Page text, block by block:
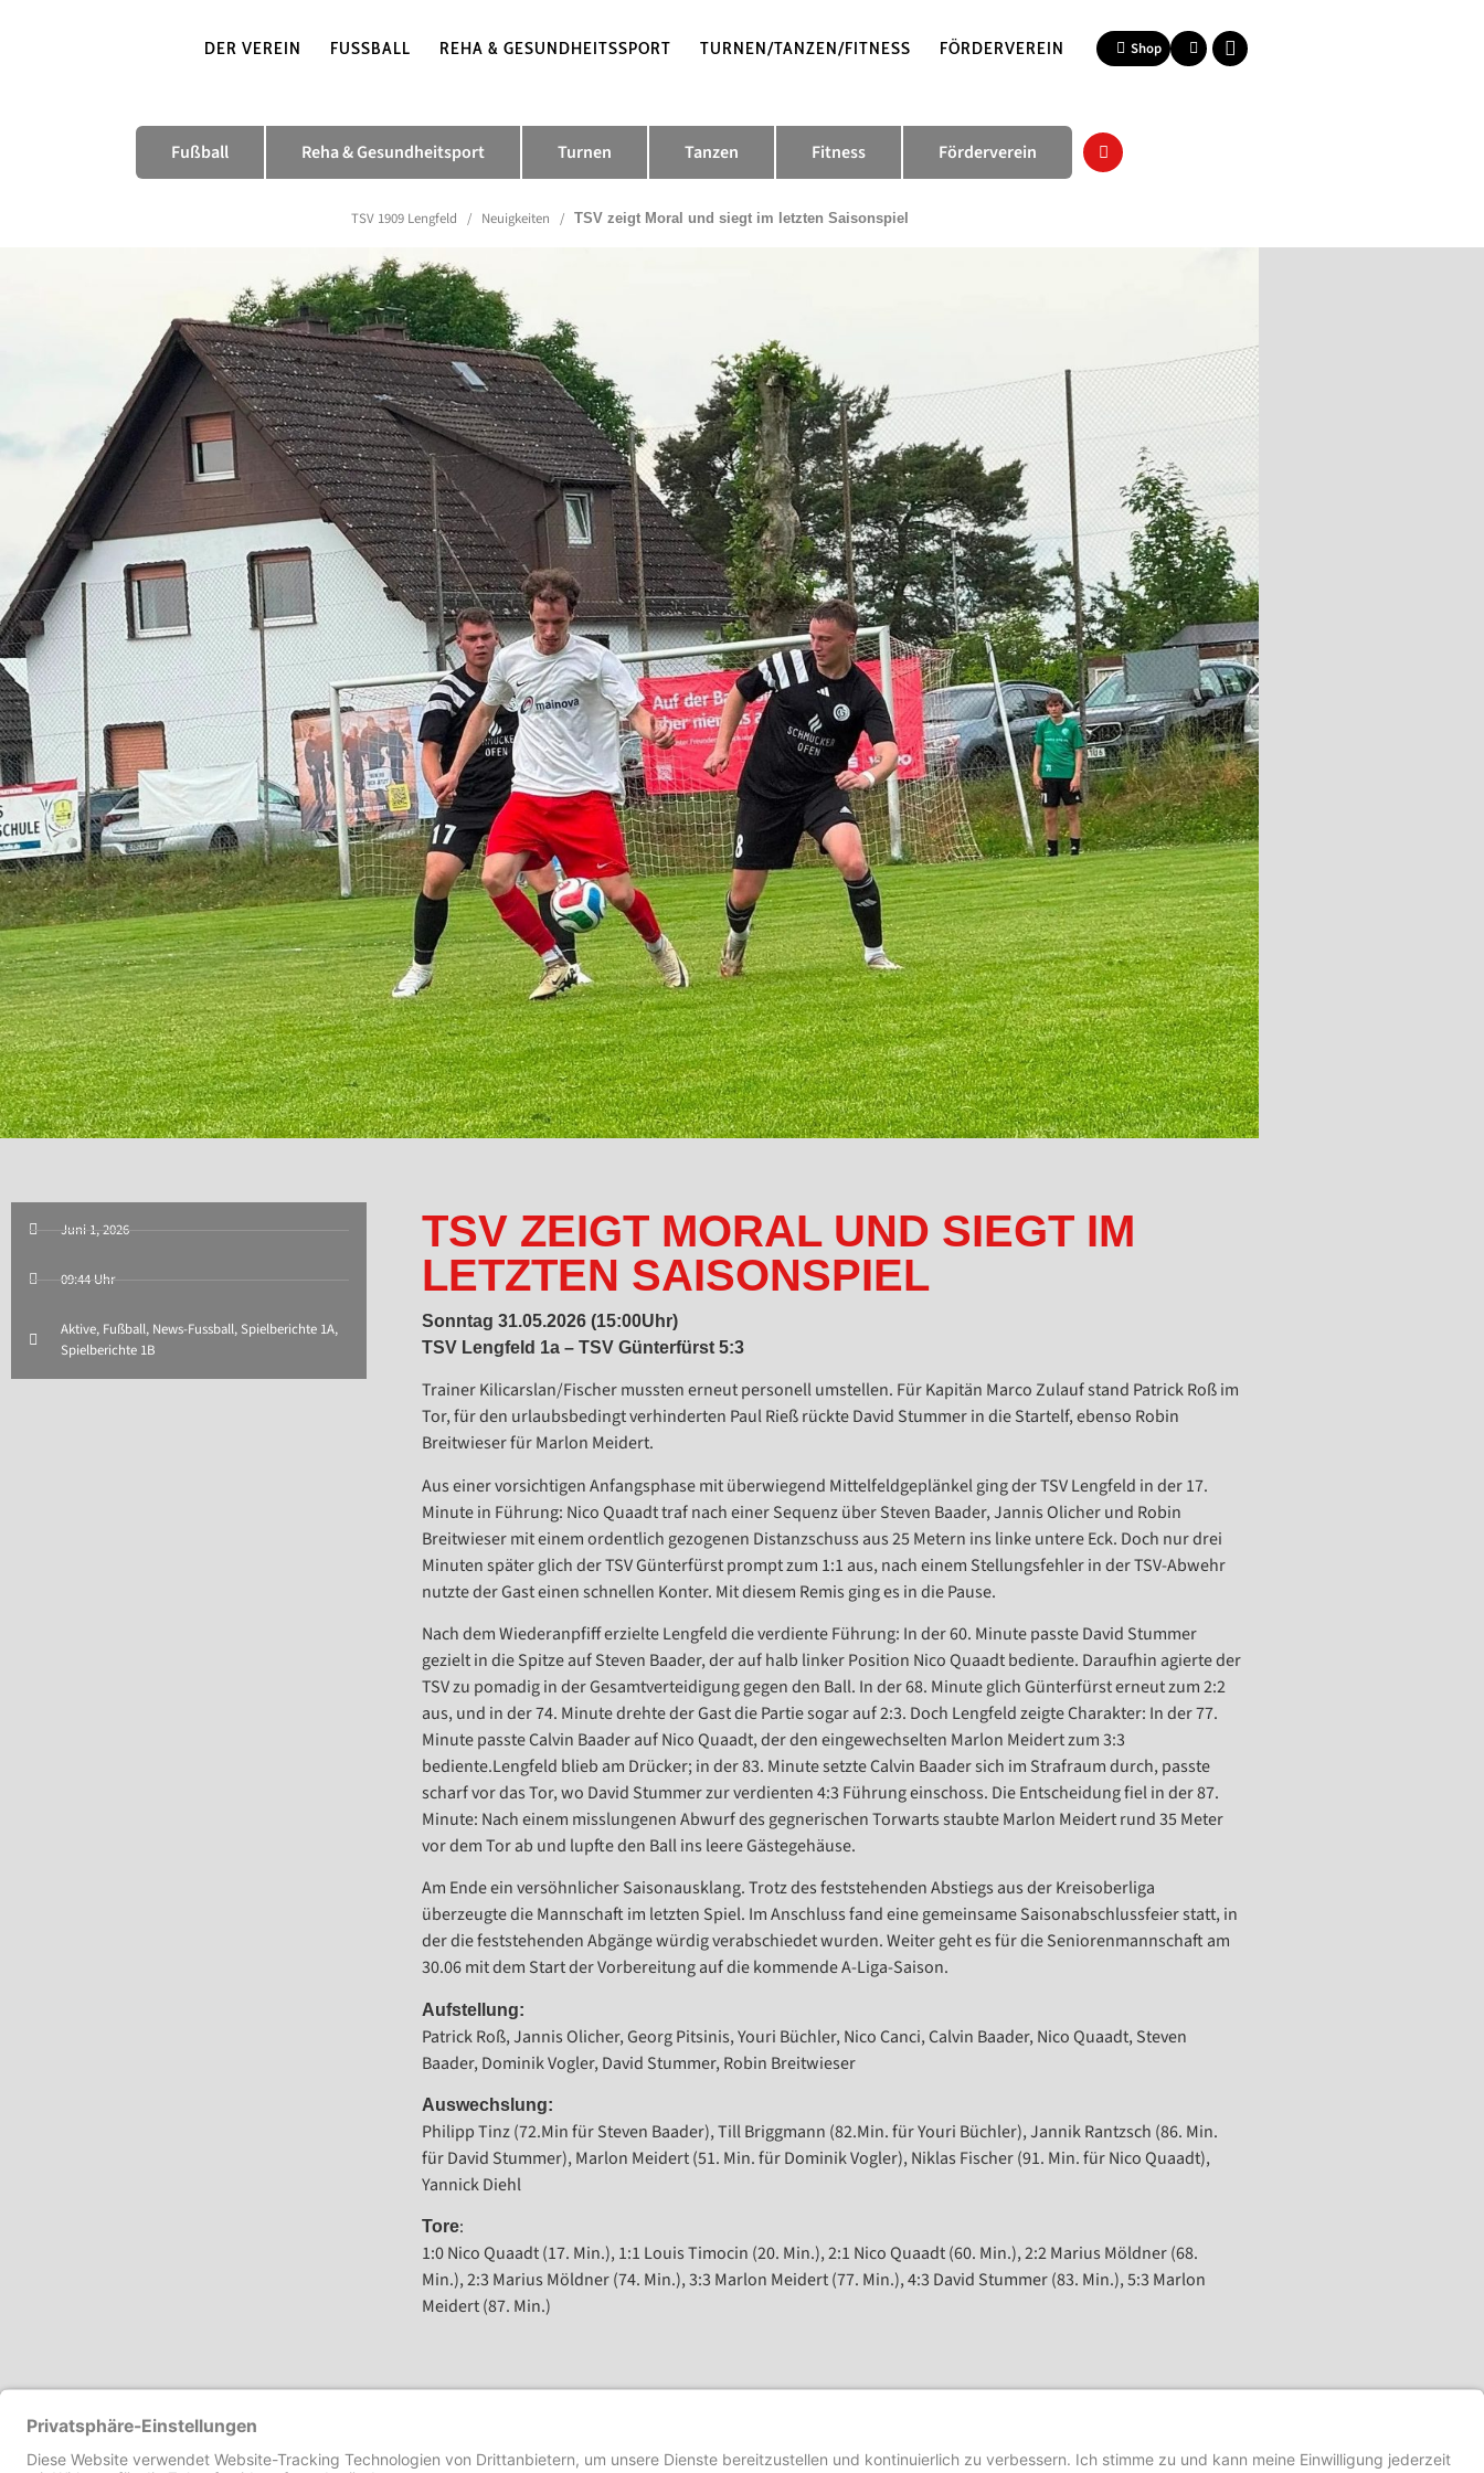
DER VEREIN FUSSBALL REHA & GESUNDHEITSSPORT TURNEN/TANZEN/FITNESS FÖRDERVEREIN Shop
Fußball Reha & Gesundheitsport Turnen Tanzen Fitness Förderverein
TSV 1909 Lengfeld / Neuigkeiten / TSV zeigt Moral und siegt im letzten Saisonspiel
Juni 1, 2026
09:44 Uhr
Aktive, Fußball, News-Fussball, Spielberichte 1A,
Spielberichte 1B
TSV ZEIGT MORAL UND SIEGT IM
LETZTEN SAISONSPIEL
Sonntag 31.05.2026 (15:00Uhr)
TSV Lengfeld 1a – TSV Günterfürst 5:3
Trainer Kilicarslan/Fischer mussten erneut personell umstellen. Für Kapitän Marco Zulauf stand Patrick Roß im
Tor, für den urlaubsbedingt verhinderten Paul Rieß rückte David Stummer in die Startelf, ebenso Robin
Breitwieser für Marlon Meidert.
Aus einer vorsichtigen Anfangsphase mit überwiegend Mittelfeldgeplänkel ging der TSV Lengfeld in der 17.
Minute in Führung: Nico Quaadt traf nach einer Sequenz über Steven Baader, Jannis Olicher und Robin
Breitwieser mit einem ordentlich gezogenen Distanzschuss aus 25 Metern ins linke untere Eck. Doch nur drei
Minuten später glich der TSV Günterfürst prompt zum 1:1 aus, nach einem Stellungsfehler in der TSV-Abwehr
nutzte der Gast einen schnellen Konter. Mit diesem Remis ging es in die Pause.
Nach dem Wiederanpfiff erzielte Lengfeld die verdiente Führung: In der 60. Minute passte David Stummer
gezielt in die Spitze auf Steven Baader, der auf halb linker Position Nico Quaadt bediente. Daraufhin agierte der
TSV zu pomadig in der Gesamtverteidigung gegen den Ball. In der 68. Minute glich Günterfürst erneut zum 2:2
aus, und in der 74. Minute drehte der Gast die Partie sogar auf 2:3. Doch Lengfeld zeigte Charakter: In der 77.
Minute passte Calvin Baader auf Nico Quaadt, der den eingewechselten Marlon Meidert zum 3:3
bediente.Lengfeld blieb am Drücker; in der 83. Minute setzte Calvin Baader sich im Strafraum durch, passte
scharf vor das Tor, wo David Stummer zur verdienten 4:3 Führung einschoss. Die Entscheidung fiel in der 87.
Minute: Nach einem misslungenen Abwurf des gegnerischen Torwarts staubte Marlon Meidert rund 35 Meter
vor dem Tor ab und lupfte den Ball ins leere Gästegehäuse.
Am Ende ein versöhnlicher Saisonausklang. Trotz des feststehenden Abstiegs aus der Kreisoberliga
überzeugte die Mannschaft im letzten Spiel. Im Anschluss fand eine gemeinsame Saisonabschlussfeier statt, in
der die feststehenden Abgänge würdig verabschiedet wurden. Weiter geht es für die Seniorenmannschaft am
30.06 mit dem Start der Vorbereitung auf die kommende A-Liga-Saison.
Aufstellung:
Patrick Roß, Jannis Olicher, Georg Pitsinis, Youri Büchler, Nico Canci, Calvin Baader, Nico Quaadt, Steven
Baader, Dominik Vogler, David Stummer, Robin Breitwieser
Auswechslung:
Philipp Tinz (72.Min für Steven Baader), Till Briggmann (82.Min. für Youri Büchler), Jannik Rantzsch (86. Min.
für David Stummer), Marlon Meidert (51. Min. für Dominik Vogler), Niklas Fischer (91. Min. für Nico Quaadt),
Yannick Diehl
Tore:
1:0 Nico Quaadt (17. Min.), 1:1 Louis Timocin (20. Min.), 2:1 Nico Quaadt (60. Min.), 2:2 Marius Möldner (68.
Min.), 2:3 Marius Möldner (74. Min.), 3:3 Marlon Meidert (77. Min.), 4:3 David Stummer (83. Min.), 5:3 Marlon
Meidert (87. Min.)
VORHERIGER
TSV 1b ohne Chance beim Tabellenfünften KSV Urberach